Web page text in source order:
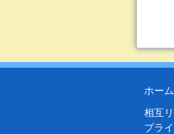
ホーム
相互
プラ